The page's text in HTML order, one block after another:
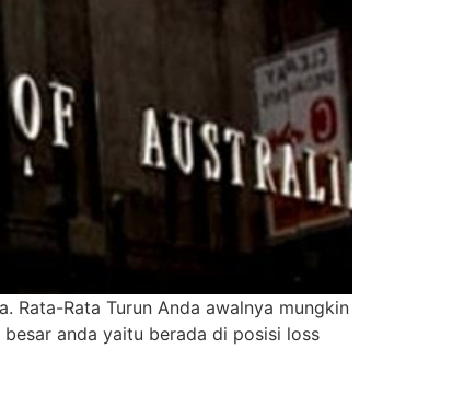
Rata-Rata Turun Anda awalnya mungkin
anda yaitu berada di posisi loss